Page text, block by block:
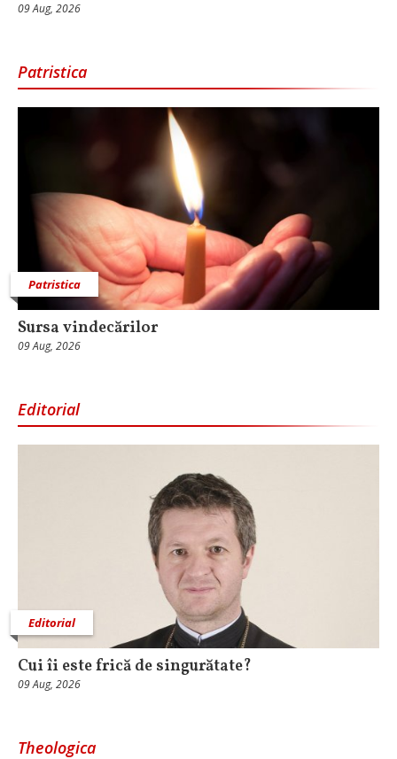
09 Aug, 2026
Patristica
Patristica
Sursa vindecărilor
09 Aug, 2026
Editorial
Editorial
Cui îi este frică de singurătate?
09 Aug, 2026
Theologica